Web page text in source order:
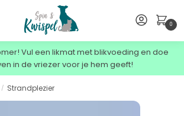
0
Vul een likmat met blikvoeding en doe
in de vriezer voor je hem geeft!
/ Strandplezier